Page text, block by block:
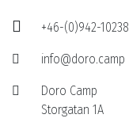
+46-(0)942-10238
info@doro.camp
Doro Camp
Storgatan 1A